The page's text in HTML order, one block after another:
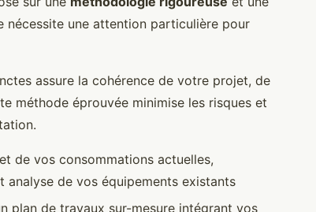
nécessite une attention particulière pour
assure la cohérence de votre projet, de
méthode éprouvée minimise les risques et
de vos consommations actuelles,
de vos équipements existants
plan de travaux sur-mesure intégrant vos